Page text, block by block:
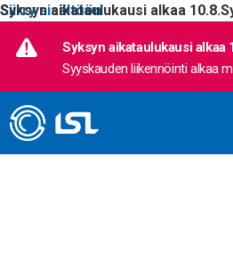
Siirry sisältöön
Syksyn aikataulukausi alkaa 10.8.
Syksyn aikataulukausi alkaa
Syyskauden liikennöinti alkaa